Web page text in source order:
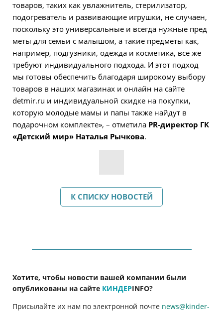
товаров, таких как увлажнитель, стерилизатор,
подогреватель и развивающие игрушки, не случаен,
поскольку это универсальные и всегда нужные пред
меты для семьи с малышом, а такие предметы как,
например, подгузники, одежда и косметика, все же
требуют индивидуального подхода. И этот подход
мы готовы обеспечить благодаря широкому выбору
товаров в наших магазинах и онлайн на сайте
detmir.ru и индивидуальной скидке на покупки,
которую молодые мамы и папы также найдут в
подарочном комплекте», – отметила PR-директор ГК
«Детский мир» Наталья Рычкова.
К СПИСКУ НОВОСТЕЙ
Хотите, чтобы новости вашей компании были
опубликованы на сайте КИНДЕРINFO?
Присылайте их нам по электронной почте news@kinder-